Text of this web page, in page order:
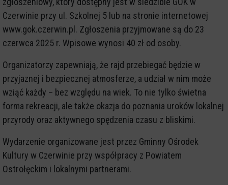
Czerwinie przy ul. Szkolnej 5 lub na stronie internetowej
www.gok.czerwin.pl. Zgłoszenia przyjmowane są do 23
czerwca 2025 r. Wpisowe wynosi 40 zł od osoby.
Organizatorzy zapewniają, że rajd przebiegać będzie w
przyjaznej i bezpiecznej atmosferze, a udział w nim może
wziąć każdy – bez względu na wiek. To nie tylko świetna
forma rekreacji, ale także okazja do poznania uroków lokalnej
przyrody oraz aktywnego spędzenia czasu z bliskimi.
Wydarzenie organizowane jest przez Gminny Ośrodek
Kultury w Czerwinie przy współpracy z Powiatem
Ostrołęckim i lokalnymi partnerami.